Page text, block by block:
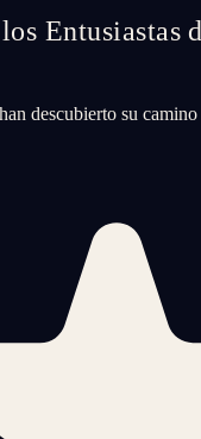
Entusiastas
descubierto su